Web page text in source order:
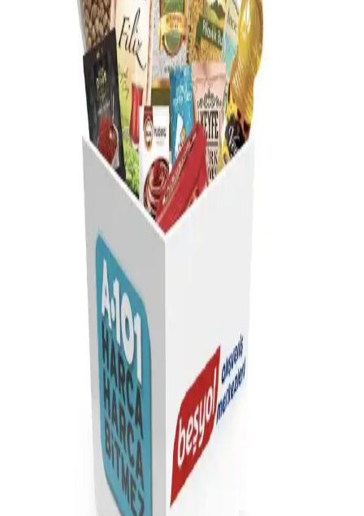
A101 marketleri, düzenli kampanyaları ve uygun fiyatlarıyla geniş
ürün yelpazesi sunar. Pasta mumları gibi küçük detaylar bile
ekonomik ve çeşitli seçeneklerle müşterilere ulaşır.
Ünlü Mamüllerin Günümüz Perakende
Sektöründeki Önemi ve Güvenilirliği
Günümüz marketlerinde ünlü mamüller yüksek kalite ve
güvenilirlikleriyle öne çıkar, tüketici tercihlerinde önemli rol oynar.
Bu ürünler hijyen ve raf ömrü gibi özellikleriyle güven sağlar.
Türkiye’nin Köklü Markası AYPOP Popcorn ve
Atıştırmalık Ürünleriyle Pazar Lideri
AYPOP, 1979’dan beri Türkiye’de atıştırmalık sektöründe öne
çıkan, popcorn ve çeşitli atıştırmalıklar sunan köklü bir marka. Ürün
çeşitliliği ve erişilebilirliğiyle tüketicilerin favorisi olmaya devam
Migros ve Vefa Boza: Geleneksel Tatlar ile Günümüz
Alışveriş Deneyimi
Migros, geleneksel Vefa Boza'yı geniş ürün yelpazesinde sunarak,
modern alışveriş deneyimi ve kültürel mirasın buluşmasını sağlıyor.
Gara Guzu Bira'nın Migros'taki Satış Durumu ve
Piyasa Konumu Hakkında Bilgiler
Gara Guzu Bira, Migros'ta bulunabilen uygun fiyatlı yerel bir
alkollü içecek seçeneğidir. Ürün hakkında detaylı teknik bilgiler
sınırlı olsa da, erişilebilirliği ve yerel üretim özelliğiyle tüketicilere
çeşitli tercih imkanları sağlar.